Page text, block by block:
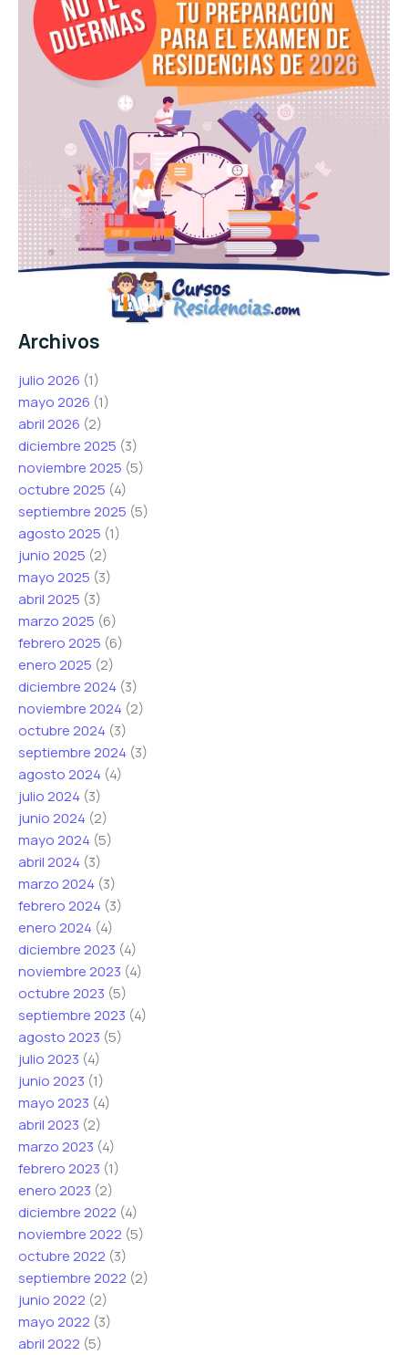
Archivos
julio 2026 (1)
mayo 2026 (1)
abril 2026 (2)
diciembre 2025 (3)
noviembre 2025 (5)
octubre 2025 (4)
septiembre 2025 (5)
agosto 2025 (1)
junio 2025 (2)
mayo 2025 (3)
abril 2025 (3)
marzo 2025 (6)
febrero 2025 (6)
enero 2025 (2)
diciembre 2024 (3)
noviembre 2024 (2)
octubre 2024 (3)
septiembre 2024 (3)
agosto 2024 (4)
julio 2024 (3)
junio 2024 (2)
mayo 2024 (5)
abril 2024 (3)
marzo 2024 (3)
febrero 2024 (3)
enero 2024 (4)
diciembre 2023 (4)
noviembre 2023 (4)
octubre 2023 (5)
septiembre 2023 (4)
agosto 2023 (5)
julio 2023 (4)
junio 2023 (1)
mayo 2023 (4)
abril 2023 (2)
marzo 2023 (4)
febrero 2023 (1)
enero 2023 (2)
diciembre 2022 (4)
noviembre 2022 (5)
octubre 2022 (3)
septiembre 2022 (2)
junio 2022 (2)
mayo 2022 (3)
abril 2022 (5)